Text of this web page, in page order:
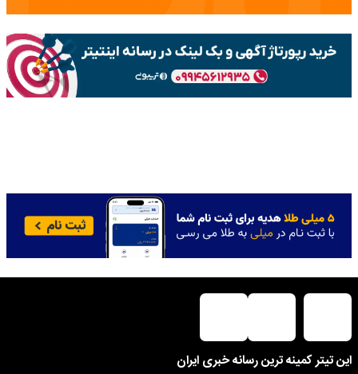
این تیتر کمینه ترین رسانه خبری ایران